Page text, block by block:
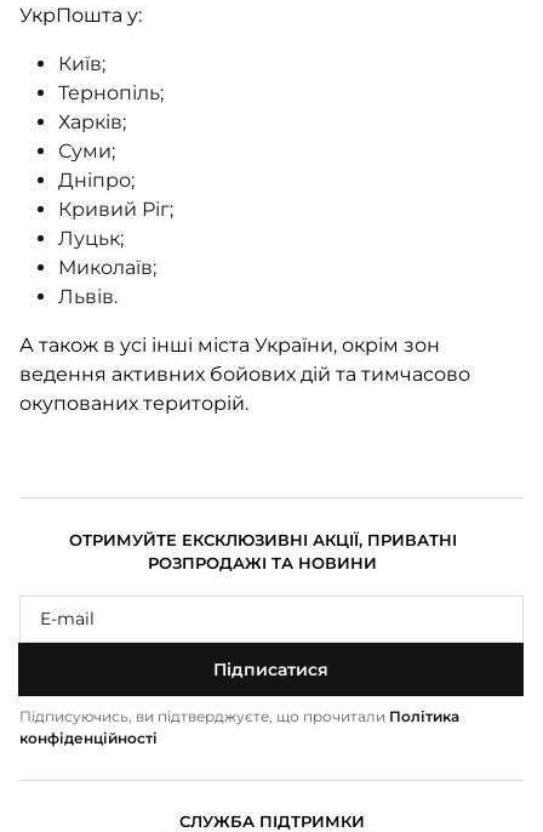
УкрПошта у:
Київ;
Тернопіль;
Харків;
Суми;
Дніпро;
Кривий Ріг;
Луцьк;
Миколаїв;
Львів.
А також в усі інші міста України, окрім зон
ведення активних бойових дій та тимчасово
окупованих територій.
ОТРИМУЙТЕ ЕКСКЛЮЗИВНІ АКЦІЇ, ПРИВАТНІ
РОЗПРОДАЖІ ТА НОВИНИ
Підписатися
Підписуючись, ви підтверджуєте, що прочитали Політика
конфіденційності
СЛУЖБА ПІДТРИМКИ